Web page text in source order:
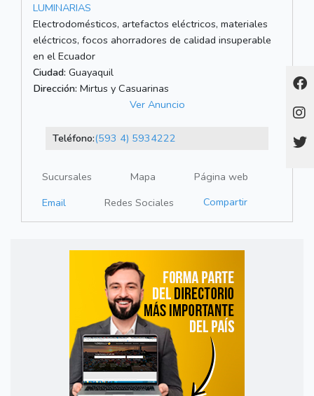
LUMINARIAS
Electrodomésticos, artefactos eléctricos, materiales
eléctricos, focos ahorradores de calidad insuperable
en el Ecuador
Ciudad: Guayaquil
Dirección: Mirtus y Casuarinas
Ver Anuncio
Teléfono:(593 4) 5934222
Sucursales Mapa
Página web
Email
Redes Sociales Compartir